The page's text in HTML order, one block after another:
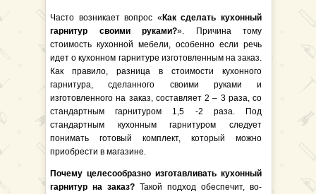
Часто возникает вопрос « Как сделать кухонный
гарнитур своими руками?». Причина тому
стоимость кухонной мебели, особенно если речь
идет о кухонном гарнитуре изготовленным на заказ.
Как правило, разница в стоимости кухонного
гарнитура, сделанного своими руками и
изготовленного на заказ, составляет 2 – 3 раза, со
стандартным гарнитуром 1,5 -2 раза. Под
стандартным кухонным гарнитуром следует
понимать готовый комплект, который можно
приобрести в магазине.
Почему целесообразно изготавливать кухонный
гарнитур на заказ? Такой подход обеспечит, во-